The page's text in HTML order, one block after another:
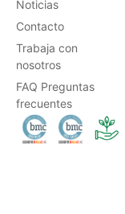
Noticias
Contacto
Trabaja con
nosotros
FAQ Preguntas
frecuentes